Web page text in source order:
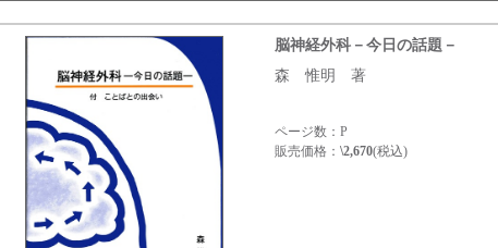
脳神経外科－今日の話題－
森 惟明 著
ページ数：P
販売価格： \2,670(税込)